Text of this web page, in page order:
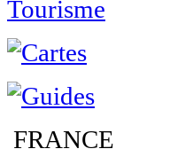
FRANCE